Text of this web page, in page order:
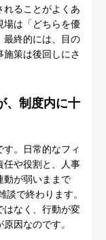
れることがよくあ
場は「どちらを優
最終的には、目の
策は後回しにさ
制度内に十
。日常的なフィ
任や役割と、人事
動が弱いままで
で終わります。
はなく、行動が変
因なのです。